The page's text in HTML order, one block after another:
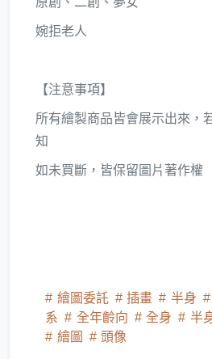
婉拒老人
【注意事項】
所有繪製商品皆會展示出來，
知
如未買斷，皆保留圖片著作權
繪圖委託 插畫 半身
系
全年齡向 全身 半
繪圖
頭像